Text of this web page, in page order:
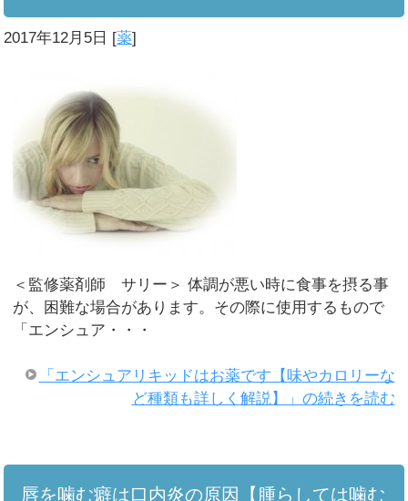
2017年12月5日 [薬]
＜監修薬剤師 サリー＞ 体調が悪い時に食事を摂る事
が、困難な場合があります。その際に使用するもので
「エンシュア・・・
「エンシュアリキッドはお薬です【味やカロリーな
ど種類も詳しく解説】」の続きを読む
唇を噛む癖は口内炎の原因【腫らしては噛む